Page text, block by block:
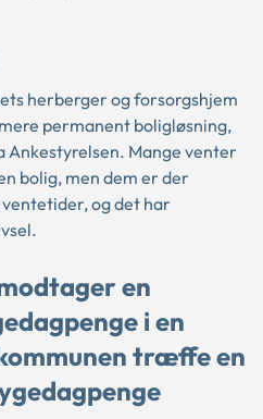
herberger og forsorgshjem
permanent boligløsning,
Ankestyrelsen. Mange venter
bolig, men dem er der
og det har
en
i en
træffe en